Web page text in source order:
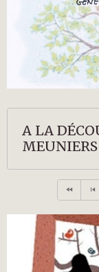
A LA
MEUNIERS